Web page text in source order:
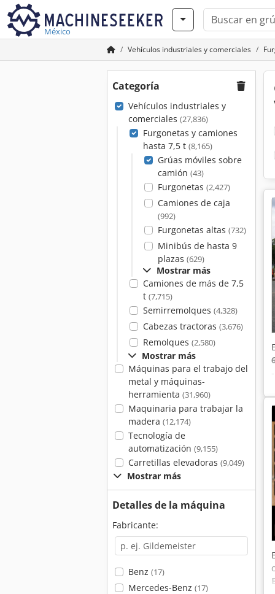
México
Vehículos industriales y comerciales
Categoría
Vehículos industriales y
comerciales (27,836)
Furgonetas y camiones
hasta 7,5 t (8,165)
Grúas móviles sobre
camión (43)
Furgonetas (2,427)
Camiones de caja
(992)
Furgonetas altas (732)
Minibús de hasta 9
plazas (629)
Mostrar más
Camiones de más de 7,5
t (7,715)
Semirremolques (4,328)
Cabezas tractoras (3,676)
Remolques (2,580)
Mostrar más
Máquinas para el trabajo del
metal y máquinas-
herramienta (31,960)
Maquinaria para trabajar la
madera (12,174)
Tecnología de
automatización (9,155)
Carretillas elevadoras (9,049)
Mostrar más
Detalles de la máquina
Fabricante:
Benz (17)
Mercedes-Benz (17)